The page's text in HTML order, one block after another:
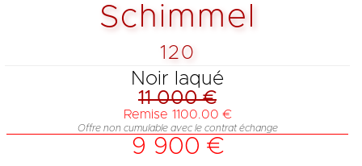
Schimmel
120
Noir laqué
11 000 €
Remise 1100.00 €
Offre non cumulable avec le contrat échange
9 900 €